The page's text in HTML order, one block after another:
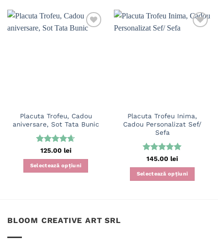
Placuta Trofeu, Cadou
aniversare, Sot Tata Bunic
Evaluat la
4.63din 5
125.00 lei
Selectează opțiuni
multe
Placuta Trofeu Inima,
Cadou Personalizat Sef/
Sefa
Evaluat la
4.97din 5
145.00 lei
Selectează opțiuni
BLOOM CREATIVE ART SRL